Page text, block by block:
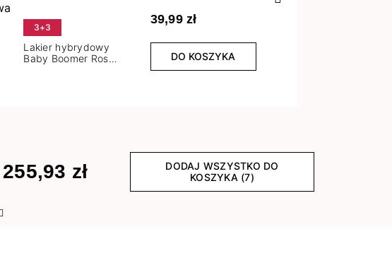
3+3
Lakier hybrydowy
Baby Boomer Rose
39,99 zł
DO KOSZYKA
255,93 zł
DODAJ WSZYSTKO DO
KOSZYKA (7)